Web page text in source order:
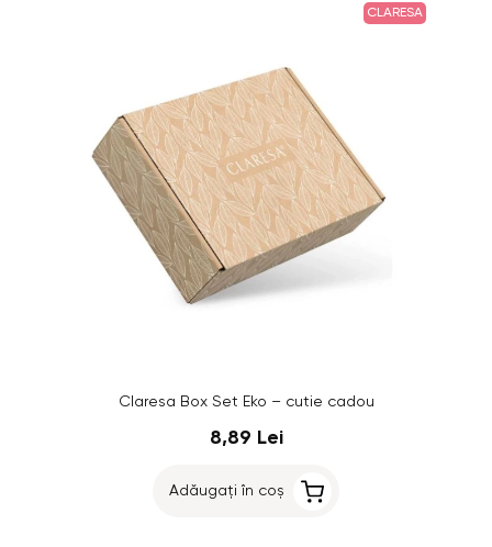
CLARESA
Claresa Box Set Eko – cutie cadou
8,89 Lei
Adăugați în coș